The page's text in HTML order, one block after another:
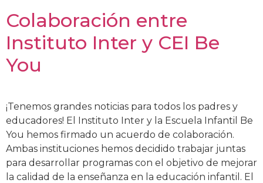
Colaboración entre
Instituto Inter y CEI Be
You
¡Tenemos grandes noticias para todos los padres y
educadores! El Instituto Inter y la Escuela Infantil Be
You hemos firmado un acuerdo de colaboración.
Ambas instituciones hemos decidido trabajar juntas
para desarrollar programas con el objetivo de mejorar
la calidad de la enseñanza en la educación infantil. El